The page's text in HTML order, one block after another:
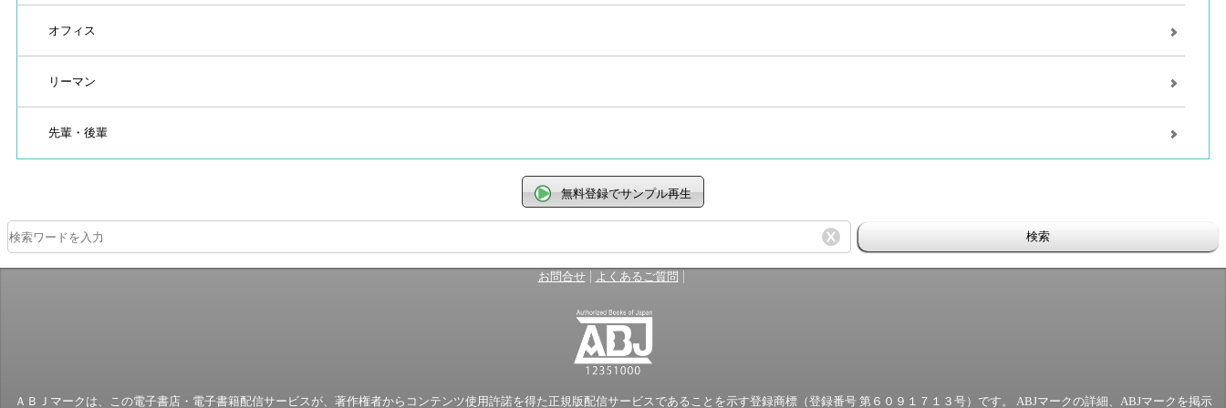
オフィス
リーマン
先輩・後輩
無料登録でサンプル再生
検索
お問合せ| よくあるご質問 |
ＡＢＪマークは、この電子書店・電子書籍配信サービスが、著作権者からコンテンツ使用許諾を得た正規版配信サービスであることを示す登録商標（登録番号 第６０９１７１３号）です。 ABJマークの詳細、ABJマークを掲示